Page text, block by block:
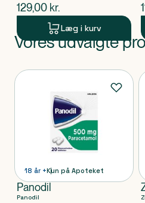
$nuværende pris
129,00 kr.
Læg i kurv
Produkt 1 af 0
Vores udvalgte
Produkter
18 år +Kun på Apoteket
Panodil
Panodil